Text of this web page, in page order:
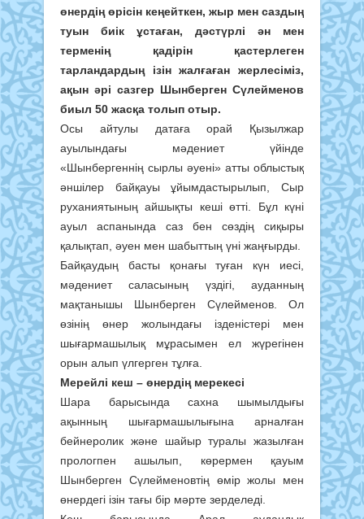
өнердің өрісін кеңейткен, жыр мен саздың
туын биік ұстаған, дәстүрлі ән мен
терменің қадірін қастерлеген
тарландардың ізін жалғаған жерлесіміз,
ақын әрі сазгер Шынберген Сүлейменов
биыл 50 жасқа толып отыр.
Осы айтулы датаға орай Қызылжар
ауылындағы мәдениет үйінде
«Шынбергеннің сырлы әуені» атты облыстық
әншілер байқауы ұйымдастырылып, Сыр
руханиятының айшықты кеші өтті. Бұл күні
ауыл аспанында саз бен сөздің сиқыры
қалықтап, әуен мен шабыттың үні жаңғырды.
Байқаудың басты қонағы туған күн иесі,
мәдениет саласының үздігі, ауданның
мақтанышы Шынберген Сүлейменов. Ол
өзінің өнер жолындағы ізденістері мен
шығармашылық мұрасымен ел жүрегінен
орын алып үлгерген тұлға.
Мерейлі кеш – өнердің мерекесі
Шара барысында сахна шымылдығы
ақынның шығармашылығына арналған
бейнеролик және шайыр туралы жазылған
прологпен ашылып, көрермен қауым
Шынберген Сүлейменовтің өмір жолы мен
өнердегі ізін тағы бір мәрте зерделеді.